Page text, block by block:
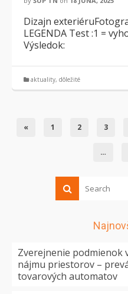
Dizajn
LEGENDA Test :1 =
Výsledok:
aktuality, dôležité
« 1 2 3
…
Zverejnenie podmienok
nájmu priestorov –
tovarových automatov